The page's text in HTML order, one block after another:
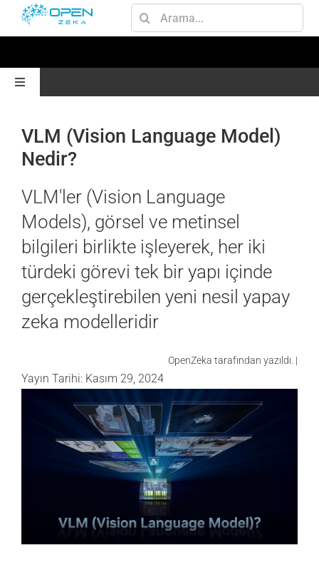
Ara:
Toggle
GEN AI
JETSON
OMNIVERSE
VLM (Vision Language Model)
Nedir?
VLM'ler (Vision Language
Models), görsel ve metinsel
bilgileri birlikte işleyerek, her iki
türdeki görevi tek bir yapı içinde
gerçekleştirebilen yeni nesil yapay
zeka modelleridir
OpenZeka tarafından yazıldı. |
Yayın Tarihi: Kasım 29, 2024